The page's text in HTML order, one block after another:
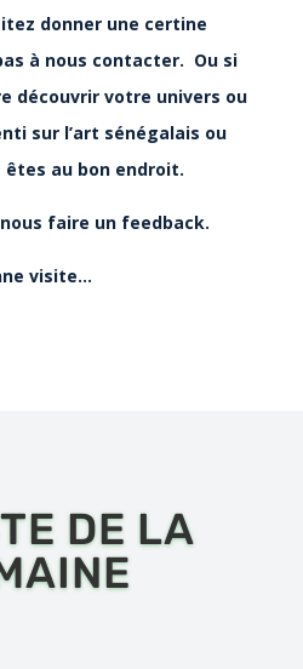
donner une certine
à nous contacter. Ou si
découvrir votre univers ou
sur l’art sénégalais ou
êtes au bon endroit.
nous faire un feedback.
visite…
DE LA